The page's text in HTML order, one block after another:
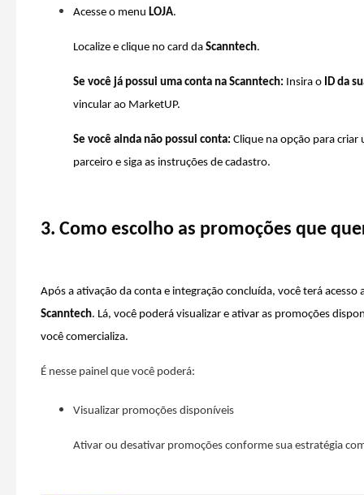
Acesse o menu LOJA.
Localize e clique no card da Scanntech.
Se você já possui uma conta na Scanntech: Insira o ID da
vincular ao MarketUP.
Se você ainda não possui conta: Clique na opção para
parceiro e siga as instruções de cadastro.
3. Como escolho as promoções que
Após a ativação da conta e integração concluída, você terá acesso
Scanntech. Lá, você poderá visualizar e ativar as promoções
você comercializa.
É nesse painel que você poderá:
Visualizar promoções disponíveis
Ativar ou desativar promoções conforme sua estratégia